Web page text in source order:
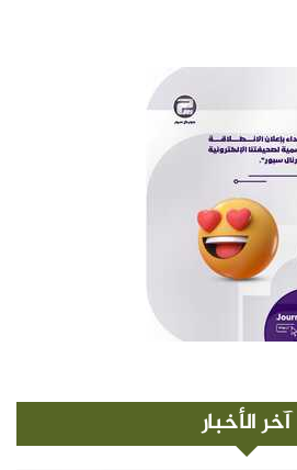
آخر الأخبار